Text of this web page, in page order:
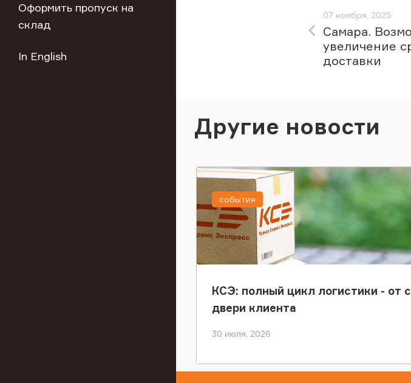
Оформить пропуск на
склад
In English
07 ноября, 2025
Самара.
увеличение
доставки
Другие новости
КСЭ: полный цикл логистики - от
двери клиента
30 июля, 2026
события